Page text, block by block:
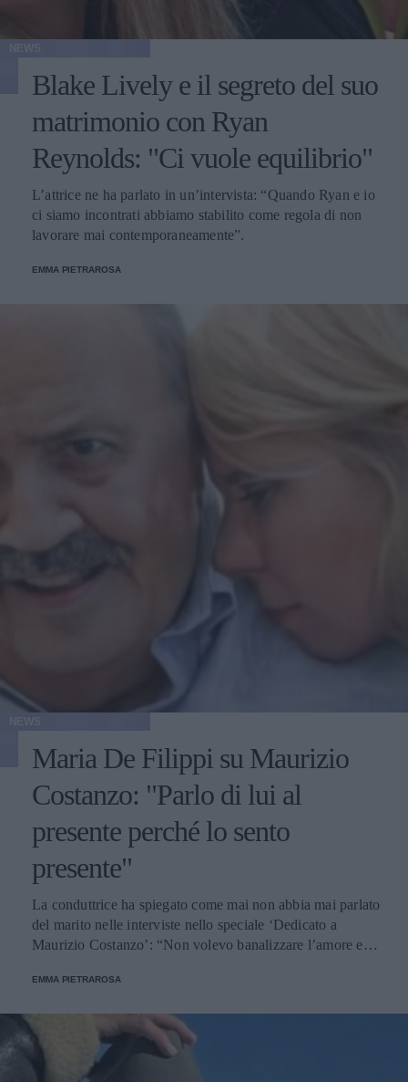
Blake Lively e il segreto del suo
matrimonio con Ryan
Reynolds: "Ci vuole equilibrio"
L’attrice ne ha parlato in un’intervista: “Quando Ryan e io
ci siamo incontrati abbiamo stabilito come regola di non
lavorare mai contemporaneamente”.
EMMA PIETRAROSA
Maria De Filippi su Maurizio
Costanzo: "Parlo di lui al
presente perché lo sento
presente"
La conduttrice ha spiegato come mai non abbia mai parlato
del marito nelle interviste nello speciale ‘Dedicato a
Maurizio Costanzo’: “Non volevo banalizzare l’amore e il
EMMA PIETRAROSA